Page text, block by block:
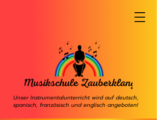
Unser Instrumentalunterricht wird auf deutsch,
spanisch, französisch und englisch angeboten!